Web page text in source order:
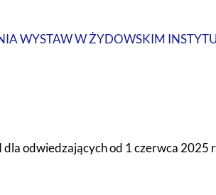
WYSTAW W ŻYDOWSKIM
odwiedzających od 1 czerwca 2025